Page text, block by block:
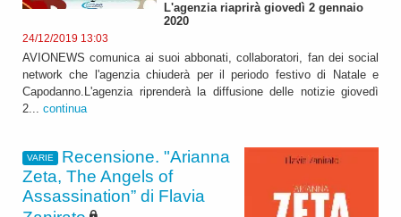
L'agenzia riaprirà giovedì 2 gennaio
2020
24/12/2019 13:03
AVIONEWS comunica ai suoi abbonati, collaboratori, fan dei social
network che l'agenzia chiuderà per il periodo festivo di Natale e
Capodanno.L'agenzia riprenderà la diffusione delle notizie giovedì
2... continua
VARIE
Recensione. "Arianna
Zeta, The Angels of
Assassination” di Flavia